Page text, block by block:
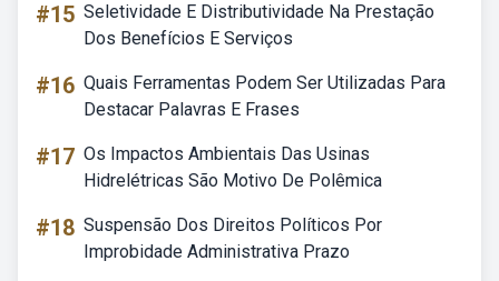
#15 Seletividade E Distributividade Na Prestação
Dos Benefícios E Serviços
#16 Quais Ferramentas Podem Ser Utilizadas Para
Destacar Palavras E Frases
#17 Os Impactos Ambientais Das Usinas
Hidrelétricas São Motivo De Polêmica
#18 Suspensão Dos Direitos Políticos Por
Improbidade Administrativa Prazo